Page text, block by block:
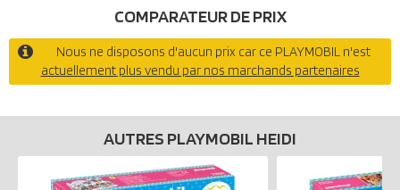
COMPARATEUR DE PRIX
Nous ne disposons d'aucun prix car ce PLAYMOBIL n'est
actuellement plus vendu par nos marchands partenaires
AUTRES PLAYMOBIL HEIDI